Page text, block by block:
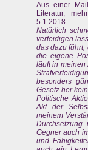
Aus einer
Literatur,
5.1.2018
Natürlich
verteidigen
das dazu führt,
die eigene
läuft in meinen
besonders
Gesetz her
Politische
Akt der
meinem
Durchsetzung
Gegner auch
und